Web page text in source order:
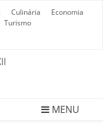
Culinária
Economia
Turismo
MENU